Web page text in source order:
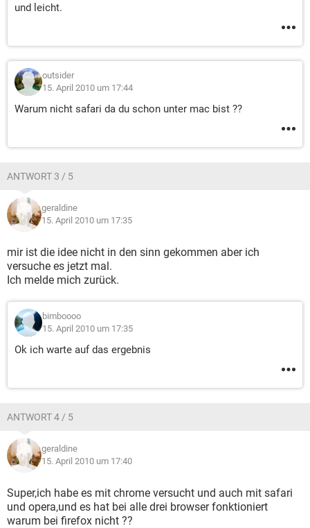
und leicht.
outsider
15. April 2010 um 17:44
Warum nicht safari da du schon unter mac bist ??
ANTWORT 3 / 5
geraldine
15. April 2010 um 17:35
mir ist die idee nicht in den sinn gekommen aber ich
versuche es jetzt mal.
Ich melde mich zurück.
bimboooo
15. April 2010 um 17:35
Ok ich warte auf das ergebnis
ANTWORT 4 / 5
geraldine
15. April 2010 um 17:40
Super,ich habe es mit chrome versucht und auch mit safari
und opera,und es hat bei alle drei browser fonktioniert
warum bei firefox nicht ??